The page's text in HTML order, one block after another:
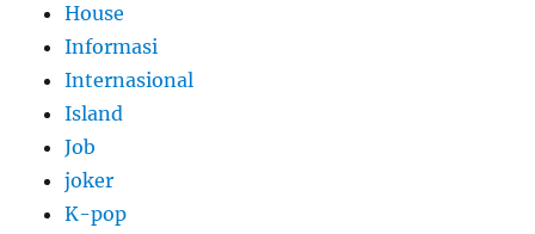
House
Informasi
Internasional
Island
Job
joker
K-pop